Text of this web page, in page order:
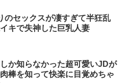
のセックスが凄すぎて半狂乱
キで失神した巨乳人妻
か知らなかった超可愛いJDが
棒を知って快楽に目覚めちゃ